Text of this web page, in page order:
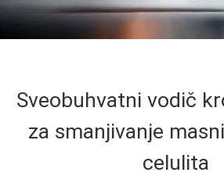
Sveobuhvatni vodič
za smanjivanje
celulita